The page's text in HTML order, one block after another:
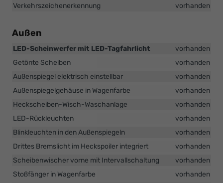
Verkehrszeichenerkennung
vorhanden
Außen
LED-Scheinwerfer mit LED-Tagfahrlicht
vorhanden
Getönte Scheiben
vorhanden
Außenspiegel elektrisch einstellbar
vorhanden
Außenspiegelgehäuse in Wagenfarbe
vorhanden
Heckscheiben-Wisch-Waschanlage
vorhanden
LED-Rückleuchten
vorhanden
Blinkleuchten in den Außenspiegeln
vorhanden
Drittes Bremslicht im Heckspoiler integriert
vorhanden
Scheibenwischer vorne mit Intervallschaltung
vorhanden
Stoßfänger in Wagenfarbe
vorhanden